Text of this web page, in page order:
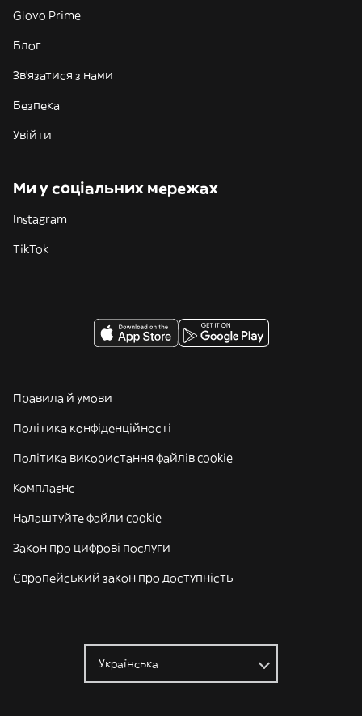
Glovo Prime
Блог
Зв'язатися з нами
Безпека
Увійти
Ми у соціальних мережах
Instagram
TikTok
Правила й умови
Політика конфіденційності
Політика використання файлів cookie
Комплаєнс
Налаштуйте файли cookie
Закон про цифрові послуги
Європейський закон про доступність